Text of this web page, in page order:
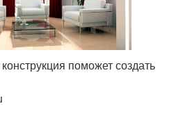
поможет создать